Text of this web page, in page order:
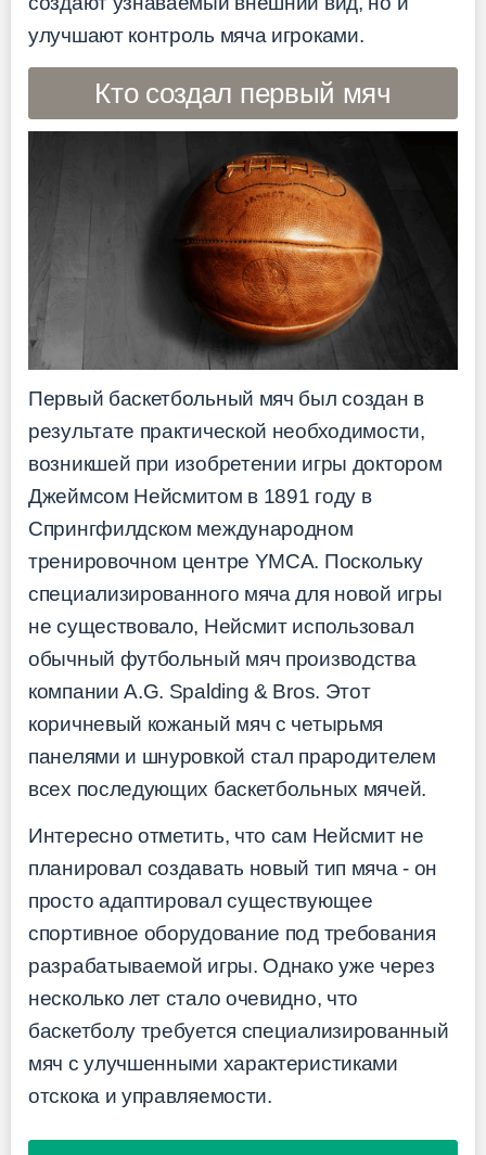
улучшают контроль мяча игроками.
Кто создал первый мяч
Первый баскетбольный мяч был создан в
результате практической необходимости,
возникшей при изобретении игры доктором
Джеймсом Нейсмитом в 1891 году в
Спрингфилдском международном
тренировочном центре YMCA. Поскольку
специализированного мяча для новой игры
не существовало, Нейсмит использовал
обычный футбольный мяч производства
компании A.G. Spalding & Bros. Этот
коричневый кожаный мяч с четырьмя
панелями и шнуровкой стал прародителем
всех последующих баскетбольных мячей.
Интересно отметить, что сам Нейсмит не
планировал создавать новый тип мяча - он
просто адаптировал существующее
спортивное оборудование под требования
разрабатываемой игры. Однако уже через
несколько лет стало очевидно, что
баскетболу требуется специализированный
мяч с улучшенными характеристиками
отскока и управляемости.